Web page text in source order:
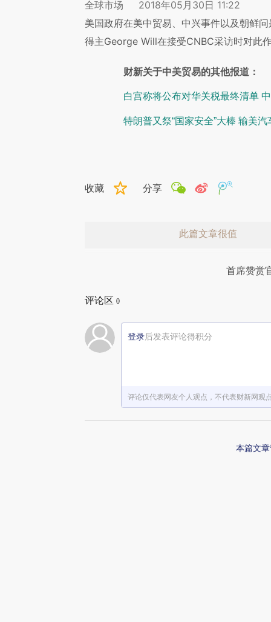
全球市场
2018年05月30日 11:22
美国政府在美中贸易、中兴事件以及朝鲜
得主George Will在接受CNBC采访时对此
财新关于中美贸易的其他报道：
白宫称将公布对华关税最终清单
特朗普又祭“国家安全”大棒 输美
收藏 分享
此篇文章很值
首席赞赏
评论区 0
登录后发表评论得积分
评论仅代表网友个人观点，不代表财新网观
本篇文